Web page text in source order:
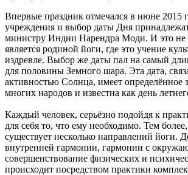
Впервые праздник отмечался в июне 2015
учреждения и выбор даты Дня
министру Индии Нарендра Моди. И это не
является родиной йоги, где это учение
издревле. Выбор же даты пал на самый
для половины Земного шара. Эта дата,
активностью Солнца, имеет определённое
многих народов и известна как день
Каждый человек, серьёзно подойдя к
для себя то, что ему необходимо. Тем
существует несколько направлений йоги.
внутренней гармонии, гармонии с
совершенствование физических и
происходит посредством практики